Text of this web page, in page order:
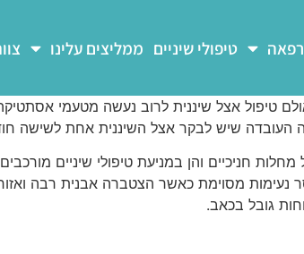
טיפולי שיניים ממליצים עלינו
טיפול אצל שיננית לרוב נעשה מטעמי
העובדה שיש לבקר אצל השיננית אחת לשישה
חניכיים והן במניעת טיפולי שיניים
נעימות מסוימת כאשר הצטברה אבנית רבה
גובל בכאב.